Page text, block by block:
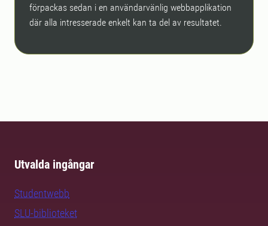
förpackas sedan i en användarvänlig webbapplikation
där alla intresserade enkelt kan ta del av resultatet.
Utvalda ingångar
Studentwebb
SLU-biblioteket